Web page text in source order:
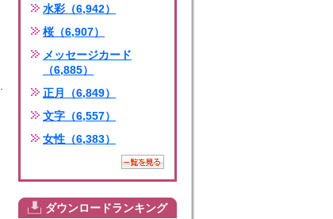
水彩（6,942）
桜（6,907）
メッセージカード
（6,885）
正月（6,849）
文字（6,557）
女性（6,383）
ダウンロードランキング